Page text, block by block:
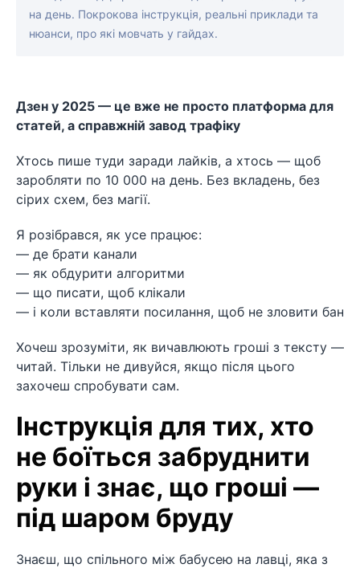
на день. Покрокова інструкція, реальні приклади та
нюанси, про які мовчать у гайдах.
Дзен у 2025 — це вже не просто платформа для
статей, а справжній завод трафіку
Хтось пише туди заради лайків, а хтось — щоб
заробляти по 10 000 на день. Без вкладень, без
сірих схем, без магії.
Я розібрався, як усе працює:
— де брати канали
— як обдурити алгоритми
— що писати, щоб клікали
— і коли вставляти посилання, щоб не зловити бан
Хочеш зрозуміти, як вичавлюють гроші з тексту —
читай. Тільки не дивуйся, якщо після цього
захочеш спробувати сам.
Інструкція для тих, хто
не боїться забруднити
руки і знає, що гроші —
під шаром бруду
Знаєш, що спільного між бабусею на лавці, яка з